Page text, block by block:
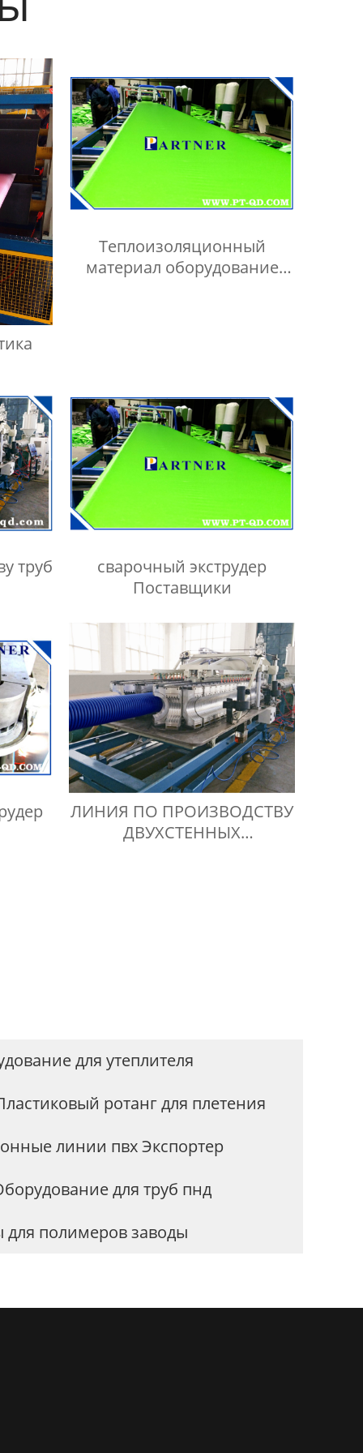
Теплоизоляционный
материал оборудование
труб
сварочный экструдер
Поставщики
ЛИНИЯ ПО ПРОИЗВОДСТВУ
ДВУХСТЕННЫХ
для утеплителя
ротанг для плетения
линии пвх Экспортер
для труб пнд
для полимеров заводы